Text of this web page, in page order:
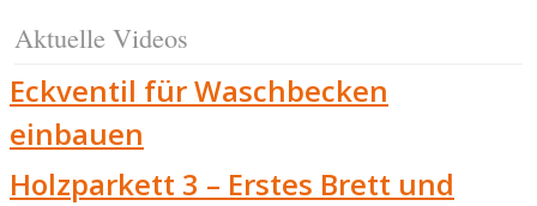
Aktuelle Videos
Eckventil für Waschbecken
einbauen
Holzparkett 3 – Erstes Brett und